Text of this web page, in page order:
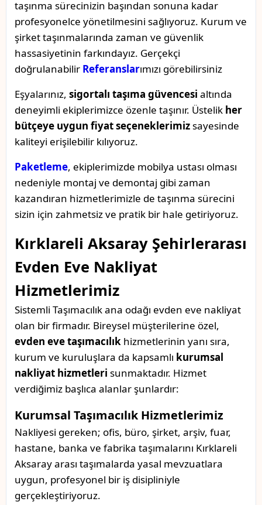
taşınma sürecinizin başından sonuna kadar
profesyonelce yönetilmesini sağlıyoruz. Kurum ve
şirket taşınmalarında zaman ve güvenlik
hassasiyetinin farkındayız. Gerçekçi
doğrulanabilir Referanslarımızı görebilirsiniz
Eşyalarınız, sigortalı taşıma güvencesi altında
deneyimli ekiplerimizce özenle taşınır. Üstelik her
bütçeye uygun fiyat seçeneklerimizsayesinde
kaliteyi erişilebilir kılıyoruz.
Paketleme, ekiplerimizde mobilya ustası olması
nedeniyle montaj ve demontaj gibi zaman
kazandıran hizmetlerimizle de taşınma sürecini
sizin için zahmetsiz ve pratik bir hale getiriyoruz.
Kırklareli Aksaray Şehirlerarası
Evden Eve Nakliyat
Hizmetlerimiz
Sistemli Taşımacılık ana odağı evden eve nakliyat
olan bir firmadır. Bireysel müşterilerine özel,
evden eve taşımacılık hizmetlerinin yanı sıra,
kurum ve kuruluşlara da kapsamlı kurumsal
nakliyat hizmetleri sunmaktadır. Hizmet
verdiğimiz başlıca alanlar şunlardır:
Kurumsal Taşımacılık Hizmetlerimiz
Nakliyesi gereken; ofis, büro, şirket, arşiv, fuar,
hastane, banka ve fabrika taşımalarını Kırklareli
Aksaray arası taşımalarda yasal mevzuatlara
uygun, profesyonel bir iş disipliniyle
gerçekleştiriyoruz.